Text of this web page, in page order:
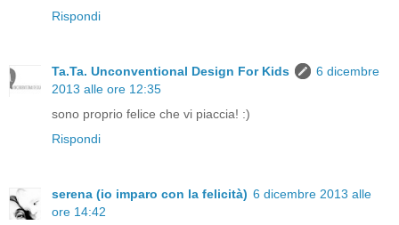
Rispondi
Ta.Ta. Unconventional Design For Kids
6 dicembre
2013 alle ore 12:35
sono proprio felice che vi piaccia! :)
Rispondi
serena (io imparo con la felicità) 6 dicembre 2013 alle
ore 14:42